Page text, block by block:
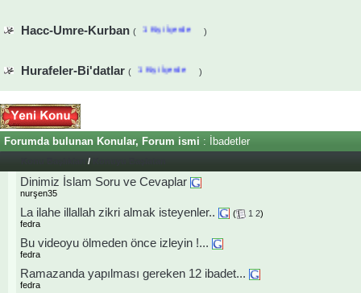
Hacc-Umre-Kurban ( 1 Kişi İçerde )
Hurafeler-Bi'datlar ( 1 Kişi İçerde )
Forumda bulunan Konular, Forum ismi : İbadetler
/
Dinimiz İslam Soru ve Cevaplar
nurşen35
La ilahe illallah zikri almak isteyenler.. ( 1 2)
fedra
Bu videoyu ölmeden önce izleyin !...
fedra
Ramazanda yapılması gereken 12 ibadet...
fedra